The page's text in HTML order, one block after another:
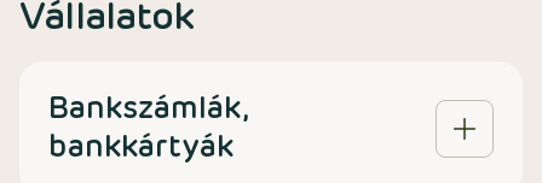
Vállalatok
Bankszámlák,
bankkártyák